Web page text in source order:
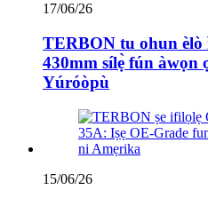
17/06/26
TERBON tu ohun
430mm sílẹ̀ fún àwọn
Yúróòpù
15/06/26